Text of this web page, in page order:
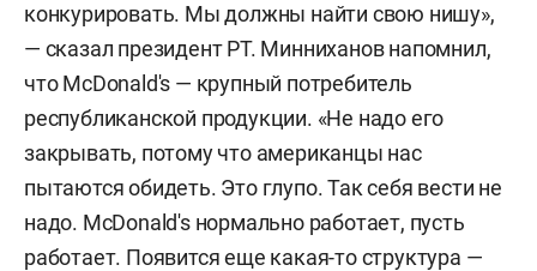
конкурировать. Мы должны найти свою нишу»,
— сказал президент РТ. Минниханов напомнил,
что МсDonald's — крупный потребитель
республиканской продукции. «Не надо его
закрывать, потому что американцы нас
пытаются обидеть. Это глупо. Так себя вести не
надо. МсDonald's нормально работает, пусть
работает. Появится еще какая-то структура —